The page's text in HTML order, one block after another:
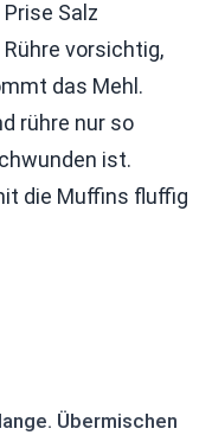
Salz
vorsichtig,
das Mehl.
rühre nur so
ist.
die Muffins fluffig
Übermischen